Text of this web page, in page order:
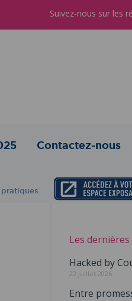
Suivez-nous sur les
Contactez-nous
Les
Hacked by
22 juillet 2026
Entre